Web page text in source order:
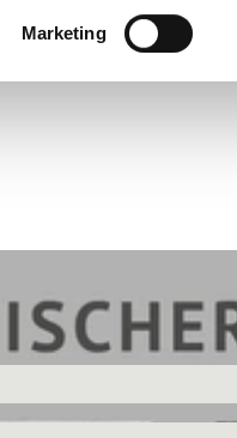
Marketing